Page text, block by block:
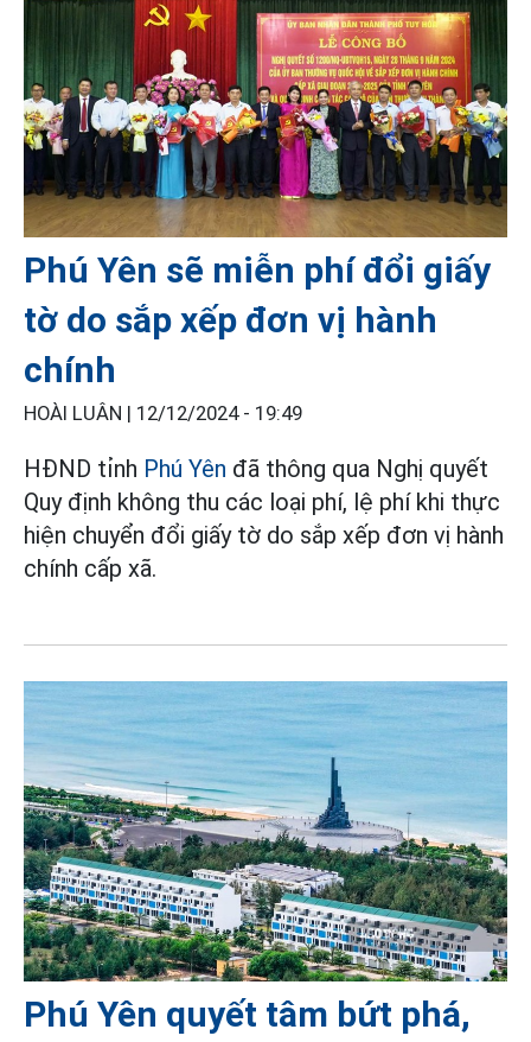
Phú Yên sẽ miễn phí đổi giấy
tờ do sắp xếp đơn vị hành
chính
HOÀI LUÂN | 12/12/2024 - 19:49
HĐND tỉnh Phú Yên đã thông qua Nghị quyết
Quy định không thu các loại phí, lệ phí khi thực
hiện chuyển đổi giấy tờ do sắp xếp đơn vị hành
chính cấp xã.
Phú Yên quyết tâm bứt phá,